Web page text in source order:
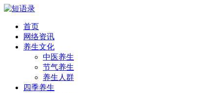
首页
网络资讯
养生文化
中医养生
节气养生
养生人群
四季养生